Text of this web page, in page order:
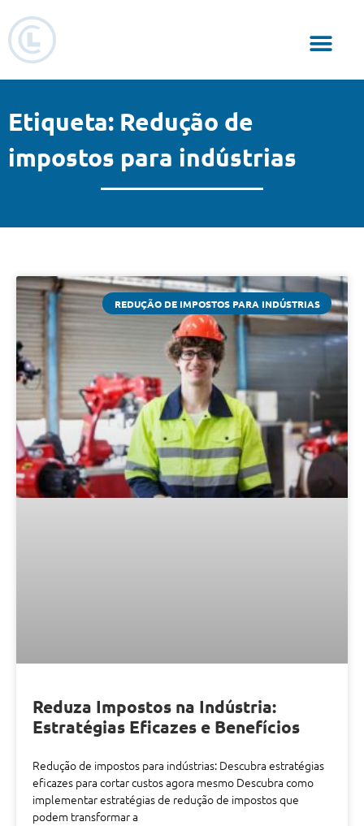
Etiqueta: Redução de
impostos para indústrias
REDUÇÃO DE IMPOSTOS PARA INDÚSTRIAS
Reduza Impostos na Indústria:
Estratégias Eficazes e Benefícios
Redução de impostos para indústrias: Descubra estratégias
eficazes para cortar custos agora mesmo Descubra como
implementar estratégias de redução de impostos que
podem transformar a